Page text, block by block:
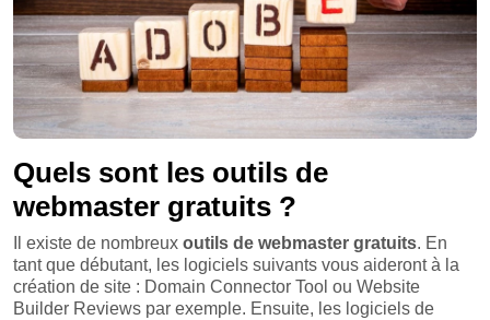
Quels sont les outils de
webmaster gratuits ?
Il existe de nombreux outils de webmaster gratuits. En
tant que débutant, les logiciels suivants vous aideront à la
création de site : Domain Connector Tool ou Website
Builder Reviews par exemple. Ensuite, les logiciels de